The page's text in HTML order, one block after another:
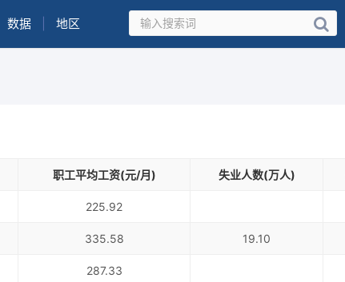
数据 地区
职工平均工资(元/月) 失业人数(万人)
225.92
335.58 19.10
287.33